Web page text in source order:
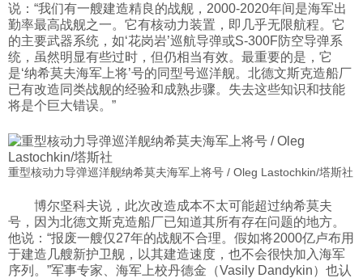
说：“我们有一艘建造精良的战舰，2000-2020年间是海军出
勤率最高战舰之一。它有核动力装置，即几乎无限航程。它
的主要武器系统，如‘花岗岩’巡航导弹或S-300F防空导弹系
统，虽然明显有些过时，但仍相当有效。最重要的是，它
是‘纳希莫夫海军上将’号的同型号巡洋舰。北德文斯克造船厂
已有改造同类战舰的经验和成熟步骤。失去这些知识和技能
将是个巨大错误。”
重型核动力导弹巡洋舰纳希莫夫海军上将号 / Oleg Lastochkin/塔斯社
博尔坚科夫说，此次改造成本不太可能超过纳希莫夫
号，因为北德文斯克造船厂已知道其所有存在问题的地方。
他说：“报废一艘仅27年的战舰不合理。假如将2000亿卢布用
于建造几艘新护卫舰，以其建造速度，也不会很快加入海军
序列。”军事专家、海军上校丹德金（Vasily Dandykin）也认